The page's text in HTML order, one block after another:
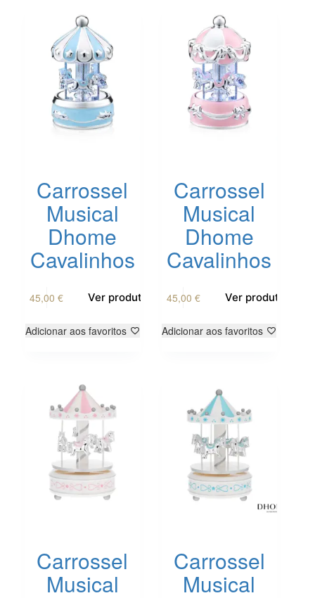
Carrossel
Musical
Dhome
Cavalinhos
45,00€ Ver produto
Adicionar aos favoritos
Carrossel
Musical
Dhome
Cavalinhos
45,00 € Ver produto
Adicionar aos favoritos
Carrossel
Musical
Carrossel
Musical